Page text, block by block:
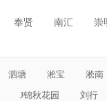
奉贤 南汇 崇
泗塘 淞宝
淞南
J锦秋花园 刘行